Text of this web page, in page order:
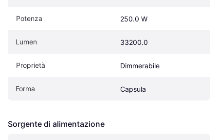
Potenza 250.0 W
Lumen 33200.0
Proprietà Dimmerabile
Forma Capsula
Sorgente di alimentazione